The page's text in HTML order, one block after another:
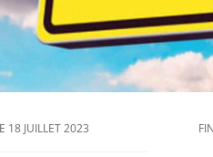
18 JUILLET 2023